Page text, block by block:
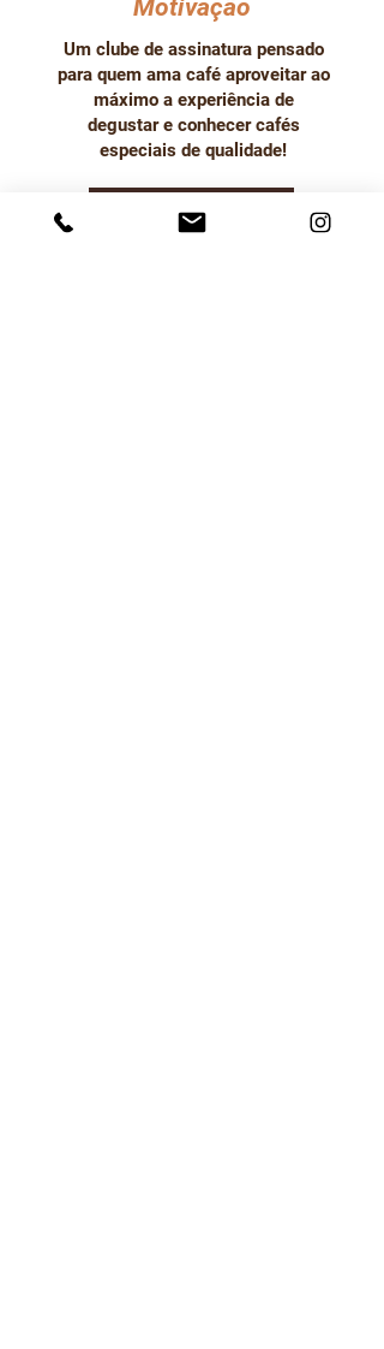
Motivação
Um clube de assinatura pensado
para quem ama café aproveitar ao
máximo a experiência de
degustar e conhecer cafés
especiais de qualidade!